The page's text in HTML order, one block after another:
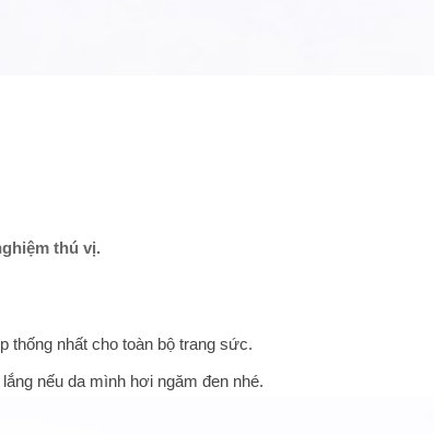
thú vị.
thống nhất cho toàn bộ trang sức.
nếu da mình hơi ngăm đen nhé.